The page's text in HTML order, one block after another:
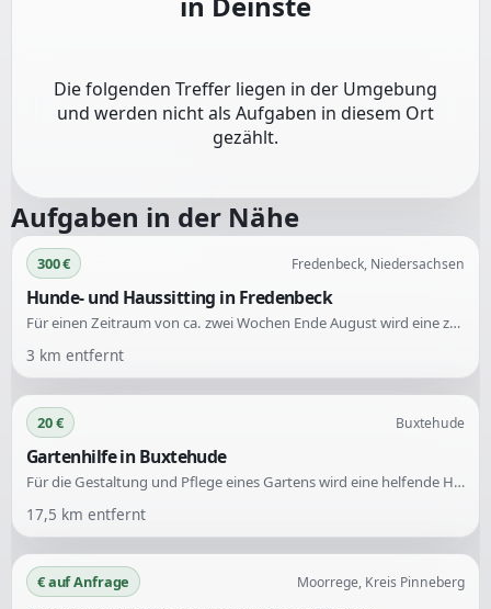
Die folgenden Treffer liegen in der Umgebung
und werden nicht als Aufgaben in diesem Ort
gezählt.
Aufgaben in der Nähe
300 € Fredenbeck, Niedersachsen
Hunde- und Haussitting in Fredenbeck
Für einen Zeitraum von ca. zwei Wochen Ende August wird eine zuverlässige Person gesucht, die auf ein Einfamilienhaus und zwei Hunde aufpasst. Die Betreuung umfasst Füttern, Gartenbesuche und Gesellschaft für die Hunde.
3 km entfernt
20 € Buxtehude
Gartenhilfe in Buxtehude
Für die Gestaltung und Pflege eines Gartens wird eine helfende Hand mit grünem Daumen gesucht. Die Aufgaben umfassen vor allem Unkrautentfernung und Rasenpflege, gelegentlich auch das Überpflanzen von Pflanzkübeln sowie das Schneiden oder Entfernen von Sträuchern.
17,5 km entfernt
€ auf Anfrage Moorrege, Kreis Pinneberg